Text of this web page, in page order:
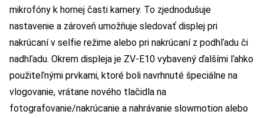
mikrofóny k hornej časti kamery. To zjednodušuje
nastavenie a zároveň umožňuje sledovať displej pri
nakrúcaní v selfie režime alebo pri nakrúcaní z podhľadu či
nadhľadu. Okrem displeja je ZV-E10 vybavený ďalšími ľahko
použiteľnými prvkami, ktoré boli navrhnuté špeciálne na
vlogovanie, vrátane nového tlačidla na
fotografovanie/nakrúcanie a nahrávanie slowmotion alebo